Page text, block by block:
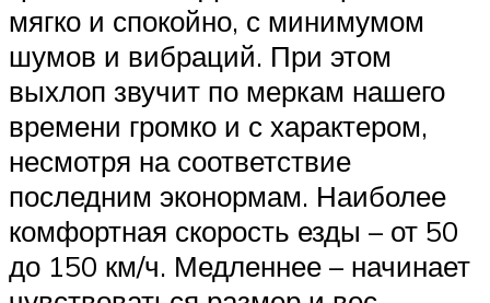
мягко и спокойно, с минимумом
шумов и вибраций. При этом
выхлоп звучит по меркам нашего
времени громко и с характером,
несмотря на соответствие
последним эконормам. Наиболее
комфортная скорость езды – от 50
до 150 км/ч. Медленнее – начинает